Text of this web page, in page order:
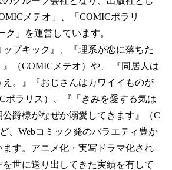
メテオ」、「COMICポラリ
ク」を運営しています。
プキック』、『理系が恋に落ちた
（COMICメテオ）や、 『同居人は
。』『おじさんはカワイイものが
ポラリス）、『「きみを愛する気は
爵様がなぜか溺愛してきます』（C
、Webコミック発のバラエティ豊か
す。アニメ化・実写ドラマ化され
世に送り出してきた実績を有して